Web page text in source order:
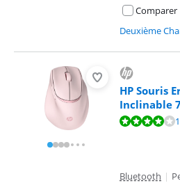
Comparer
Deuxième
HP Souris
Inclinable
La note est de 8,4 sur 10, basée sur 1
Bluetooth |